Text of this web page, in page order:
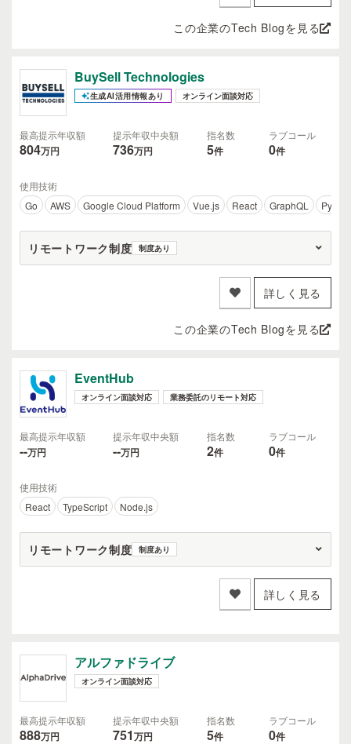
この企業のTech Blogを見る
BuySell Technologies
生成AI活用情報あり オンライン面談対応
最高提示年収額
804万円
提示年収中央額
736万円
指名数
5件
ラブコール
0件
使用技術
Go
AWS Google Cloud Platform Vue.js React GraphQL Python
リモートワーク制度 制度あり
詳しく見る
この企業のTech Blogを見る
EventHub
オンライン面談対応 業務委託のリモート対応
最高提示年収額
--万円
提示年収中央額
--万円
指名数
2件
ラブコール
0件
使用技術
React
TypeScript Node.js
リモートワーク制度 制度あり
詳しく見る
アルファドライブ
オンライン面談対応
最高提示年収額
888万円
提示年収中央額
751万円
指名数
5件
ラブコール
0件